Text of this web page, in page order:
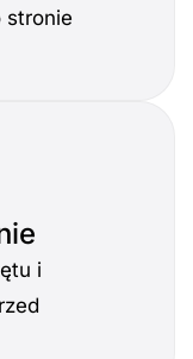
stronie
i